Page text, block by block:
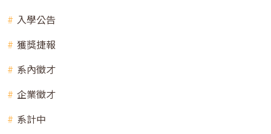
入學公告
獲獎捷報
系內徵才
企業徵才
系計中